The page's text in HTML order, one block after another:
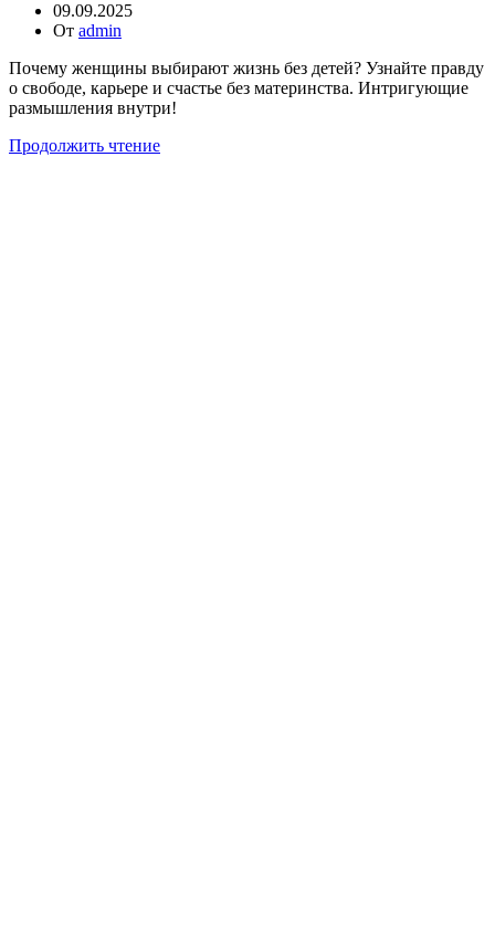
09.09.2025
От admin
Почему женщины выбирают жизнь без детей? Узнайте правду
о свободе, карьере и счастье без материнства. Интригующие
размышления внутри!
Продолжить чтение